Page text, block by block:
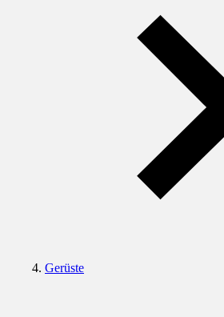
Gerüste